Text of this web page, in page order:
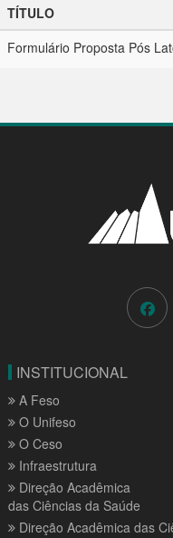
TÍTULO
Formulário Proposta Pós
INSTITUCIONAL
A Feso
O Unifeso
O Ceso
Infraestrutura
Direção Acadêmica
das Ciências da Saúde
Direção Acadêmica das